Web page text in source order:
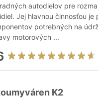
autodielov pre
Jej hlavnou činnosťou je
potrebných na
motorových ...
K2